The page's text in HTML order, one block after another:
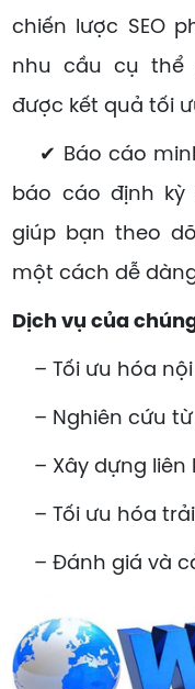
chiến lược SEO
nhu cầu cụ thể
được kết quả tối
✔ Báo cáo
báo cáo định kỳ
giúp bạn theo
một cách dễ
Dịch vụ của
– Tối ưu hóa
– Nghiên cứu từ
– Xây dựng liên
– Tối ưu hóa
– Đánh giá và